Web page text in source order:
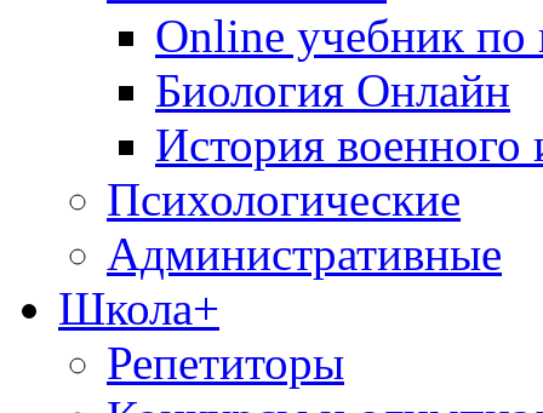
Online учебник по
Биология Онлайн
История военного
Психологические
Административные
Школа+
Репетиторы